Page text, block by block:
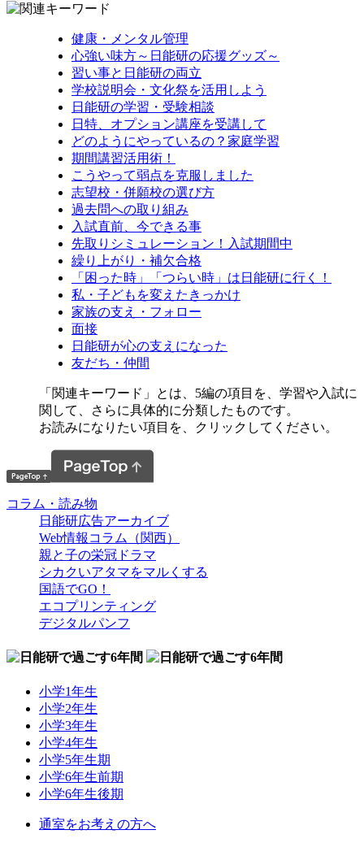
健康・メンタル管理
心強い味方～日能研の応援グッズ～
習い事と日能研の両立
学校説明会・文化祭を活用しよう
日能研の学習・受験相談
日特、オプション講座を受講して
どのようにやっているの？家庭学習
期間講習活用術！
こうやって弱点を克服しました
志望校・併願校の選び方
過去問への取り組み
入試直前、今できる事
先取りシミュレーション！入試期間中
繰り上がり・補欠合格
「困った時」「つらい時」は日能研に行く！
私・子どもを変えたきっかけ
家族の支え・フォロー
面接
日能研が心の支えになった
友だち・仲間
「関連キーワード」とは、5編の項目を、学習や入試に
関して、さらに具体的に分類したものです。
お読みになりたい項目を、クリックしてください。
コラム・読み物
日能研広告アーカイブ
Web情報コラム（関西）
親と子の栄冠ドラマ
シカクいアタマをマルくする
国語でGO！
エコプリンティング
デジタルパンフ
小学1年生
小学2年生
小学3年生
小学4年生
小学5年生期
小学6年生前期
小学6年生後期
通室をお考えの方へ